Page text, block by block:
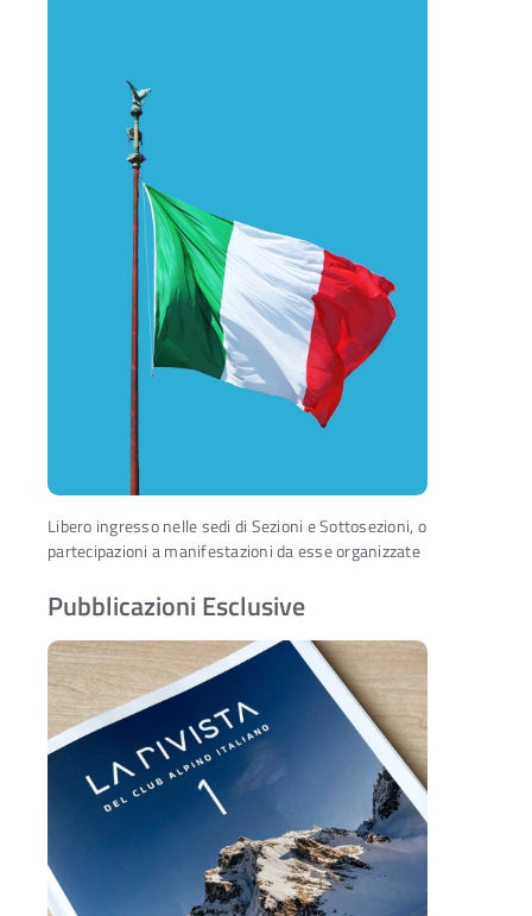
Libero ingresso nelle sedi di Sezioni e Sottosezioni, o
partecipazioni a manifestazioni da esse organizzate
Pubblicazioni Esclusive